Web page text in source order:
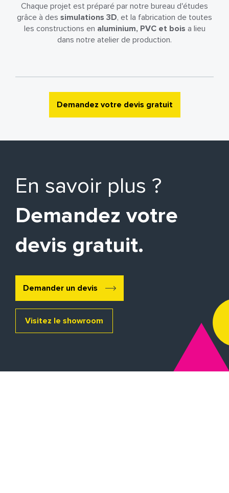
Chaque projet est préparé par notre bureau d'études
grâce à des simulations 3D, et la fabrication de toutes
les constructions en aluminium, PVC et bois a lieu
dans notre atelier de production.
Demandez votre devis gratuit
En savoir plus ?
Demandez votre
devis gratuit.
Demander un devis
Visitez le showroom